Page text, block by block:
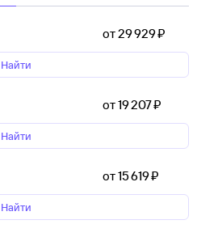
от 29 ⁠929 ⁠₽
Найти
от 19 ⁠207 ⁠₽
Найти
от 15 ⁠619 ⁠₽
Найти